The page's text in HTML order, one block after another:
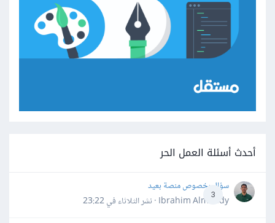
أحدث أسئلة العمل الحر
3
سؤال بخصوص منصة بعيد
Ibrahim Almahdy · نشر
الثلاثاء في 23:22